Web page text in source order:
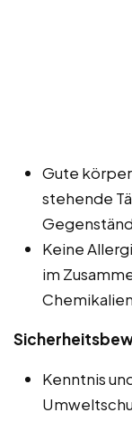
Gute
stehende
Keine
im
Kenntnis